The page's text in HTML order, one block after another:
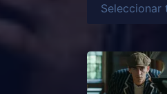
Seleccionar